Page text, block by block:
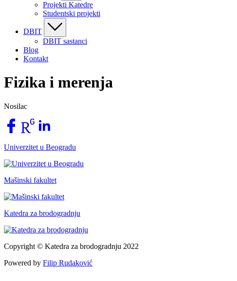
Projekti Katedre
Studentski projekti
DBIT
DBIT sastanci
Blog
Kontakt
Fizika i merenja
Nosilac
Univerzitet u Beogradu
Mašinski fakultet
Katedra za brodogradnju
Copyright © Katedra za brodogradnju 2022
Powered by Filip Rudaković